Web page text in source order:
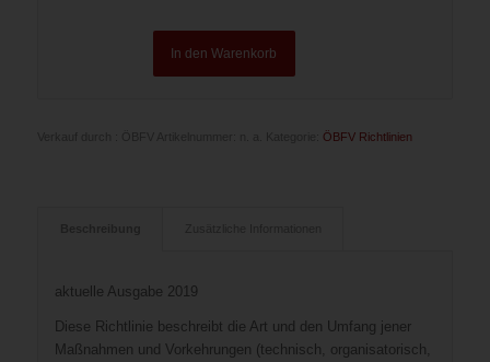
In den Warenkorb
ÖBFV Richtlinien
aktuelle Ausgabe 2019
Diese Richtlinie beschreibt die Art und den Umfang jener
Maßnahmen und Vorkehrungen (technisch, organisatorisch,